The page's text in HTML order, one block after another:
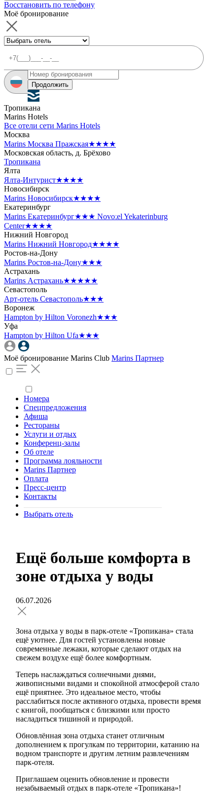
Восстановить по телефону
Моё бронирование
Продолжить
Тропикана
Marins Hotels
Все отели сети Marins Hotels
Москва
Marins Москва Пражская★★★★
Московская область, д. Брёхово
Тропикана
Ялта
Ялта-Интурист★★★★
Новосибирск
Marins Новосибирск★★★★
Екатеринбург
Marins Екатеринбург★★★ Novotel Yekaterinburg
Center★★★★
Нижний Новгород
Marins Нижний Новгород★★★★
Ростов-на-Дону
Marins Ростов-на-Дону★★★
Астрахань
Marins Астрахань★★★★★
Севастополь
Арт-отель Севастополь★★★
Воронеж
Hampton by Hilton Voronezh★★★
Уфа
Hampton by Hilton Ufa★★★
Моё бронирование Marins Club Marins Партнер
Номера
Спецпредложения
Афиша
Рестораны
Услуги и отдых
Конференц-залы
Об отеле
Программа лояльности
Marins Партнер
Оплата
Пресс-центр
Контакты
Выбрать отель
Ещё больше комфорта в
зоне отдыха у воды
06.07.2026
Зона отдыха у воды в парк-отеле «Тропикана» стала
ещё уютнее. Для гостей установлены новые
современные лежаки, которые сделают отдых на
свежем воздухе ещё более комфортным.
Теперь наслаждаться солнечными днями,
живописными видами и спокойной атмосферой стало
ещё приятнее. Это идеальное место, чтобы
расслабиться после активного отдыха, провести время
с книгой, пообщаться с близкими или просто
насладиться тишиной и природой.
Обновлённая зона отдыха станет отличным
дополнением к прогулкам по территории, катанию на
водном транспорте и другим летним развлечениям
парк-отеля.
Приглашаем оценить обновление и провести
незабываемый отдых в парк-отеле «Тропикана»!